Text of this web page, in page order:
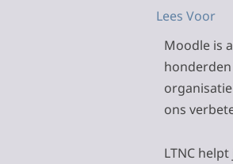
Lees Voor
Moodle is
ons
LTNC